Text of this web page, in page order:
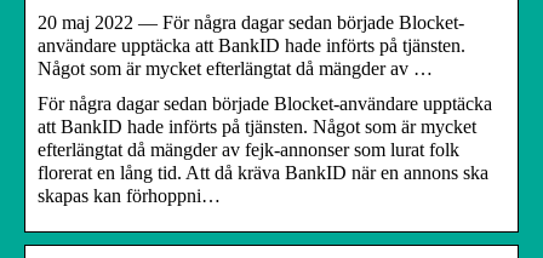
20 maj 2022 — För några dagar sedan började Blocket-
användare upptäcka att BankID hade införts på tjänsten.
Något som är mycket efterlängtat då mängder av …
För några dagar sedan började Blocket-användare upptäcka
att BankID hade införts på tjänsten. Något som är mycket
efterlängtat då mängder av fejk-annonser som lurat folk
florerat en lång tid. Att då kräva BankID när en annons ska
skapas kan förhoppni…